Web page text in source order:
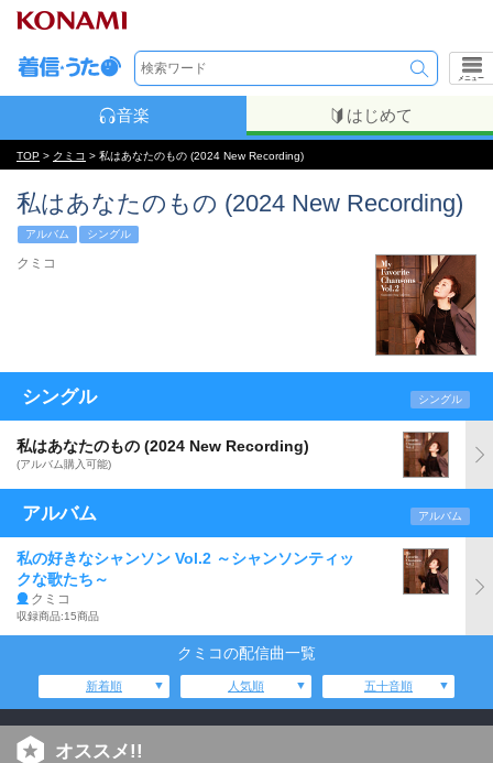
メニュー
音楽 はじめて
TOP > クミコ > 私はあなたのもの (2024 New Recording)
私はあなたのもの (2024 New Recording)
アルバム シングル
クミコ
シングル シングル
私はあなたのもの (2024 New Recording)
(アルバム購入可能)
アルバム アルバム
私の好きなシャンソン Vol.2 ～シャンソンティッ
クな歌たち～
クミコ
収録商品:15商品
クミコの配信曲一覧
新着順 人気順 五十音順
オススメ!!